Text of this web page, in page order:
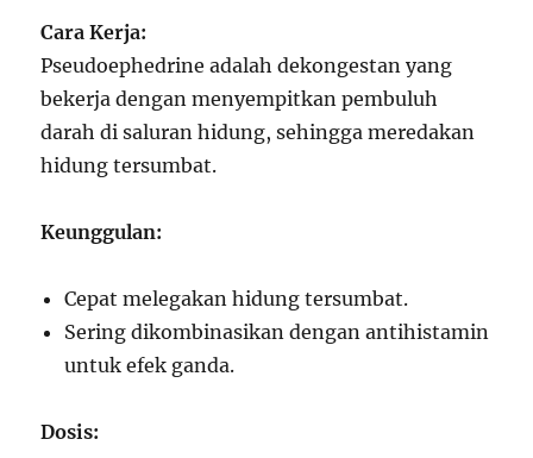
Cara Kerja:
Pseudoephedrine adalah dekongestan yang
bekerja dengan menyempitkan pembuluh
darah di saluran hidung, sehingga meredakan
hidung tersumbat.
Keunggulan:
Cepat melegakan hidung tersumbat.
Sering dikombinasikan dengan antihistamin
untuk efek ganda.
Dosis: